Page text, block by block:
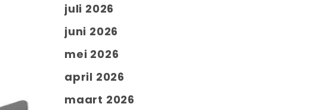
juli 2026
juni 2026
mei 2026
april 2026
maart 2026